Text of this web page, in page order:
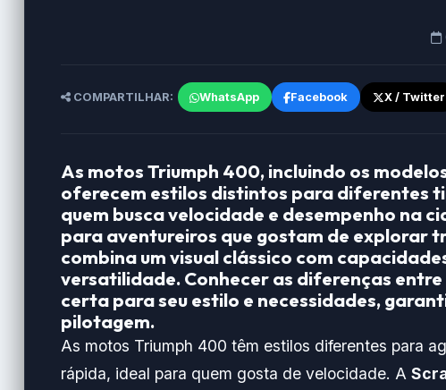
COMPARTILHAR: WhatsApp Facebook X / Twitter
As motos Triumph 400, incluindo os
oferecem estilos distintos para diferentes
quem busca velocidade e desempenho na
para aventureiros que gostam de explorar
combina um visual clássico com
versatilidade. Conhecer as diferenças
certa para seu estilo e necessidades,
pilotagem.
As motos Triumph 400 têm estilos diferentes para
rápida, ideal para quem gosta de velocidade. A